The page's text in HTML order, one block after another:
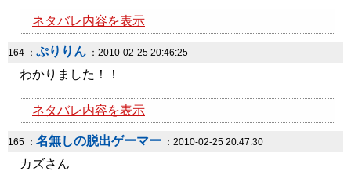
ネタバレ内容を表示
164 ： ぷりりん ：2010-02-25 20:46:25
わかりました！！
ネタバレ内容を表示
165 ： 名無しの脱出ゲーマー ：2010-02-25 20:47:30
カズさん